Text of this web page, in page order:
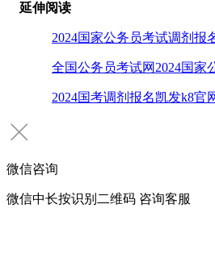
延伸阅读
2024国家公务员考试调剂报
全国公务员考试网2024国家
2024国考调剂报名凯发k8官
微信咨询
微信中长按识别二维码 咨询客服